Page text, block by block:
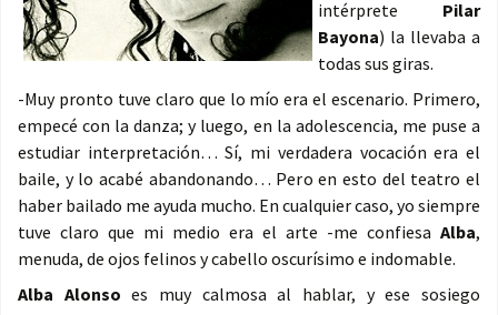
intérprete Pilar
Bayona) la llevaba a
todas sus giras.
-Muy pronto tuve claro que lo mío era el escenario. Primero,
empecé con la danza; y luego, en la adolescencia, me puse a
estudiar interpretación… Sí, mi verdadera vocación era el
baile, y lo acabé abandonando… Pero en esto del teatro el
haber bailado me ayuda mucho. En cualquier caso, yo siempre
tuve claro que mi medio era el arte -me confiesa Alba,
menuda, de ojos felinos y cabello oscurísimo e indomable.
Alba Alonso es muy calmosa al hablar, y ese sosiego